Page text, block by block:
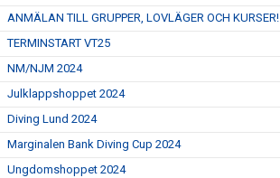
ANMÄLAN TILL GRUPPER, LOVLÄGER OCH KURSER!
TERMINSTART VT25
NM/NJM 2024
Julklappshoppet 2024
Diving Lund 2024
Marginalen Bank Diving Cup 2024
Ungdomshoppet 2024